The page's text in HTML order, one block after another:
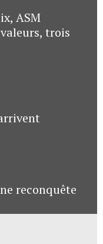
ASM
trois
reconquête